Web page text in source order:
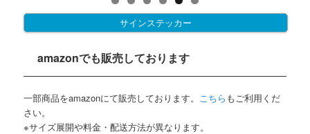
サインステッカー
amazonでも販売しております
一部商品をamazonにて販売しております。 こちら もご利用くだ
さい。
※サイズ展開や料金・配送方法が異なります。